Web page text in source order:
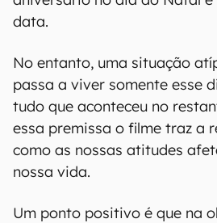
data.
No entanto, uma situação
passa a viver somente esse
tudo que aconteceu no
essa premissa o filme traz a
como as nossas atitudes
nossa vida.
Um ponto positivo é que na